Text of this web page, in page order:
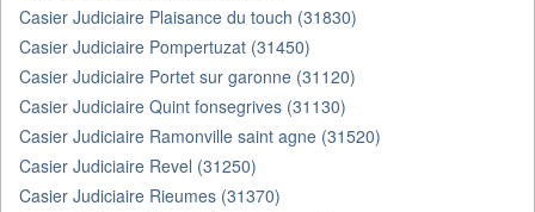
Casier Judiciaire Plaisance du touch (31830)
Casier Judiciaire Pompertuzat (31450)
Casier Judiciaire Portet sur garonne (31120)
Casier Judiciaire Quint fonsegrives (31130)
Casier Judiciaire Ramonville saint agne (31520)
Casier Judiciaire Revel (31250)
Casier Judiciaire Rieumes (31370)